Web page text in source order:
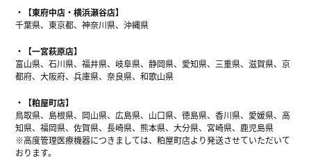
【東府中店・横浜瀬谷店】
千葉県、東京都、神奈川県、沖縄県
【一宮萩原店】
富山県、石川県、福井県、岐阜県、静岡県、愛知県、三重県、滋賀県、京
都府、大阪府、兵庫県、奈良県、和歌山県
【粕屋町店】
鳥取県、島根県、岡山県、広島県、山口県、徳島県、香川県、愛媛県、高
知県、福岡県、佐賀県、長崎県、熊本県、大分県、宮崎県、鹿児島県
※高度管理医療機器につきましては、粕屋町店より発送させていただいて
おります。